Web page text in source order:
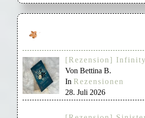
[Rezension]
Von Bettina B.
In Rezensionen
28. Juli 2026